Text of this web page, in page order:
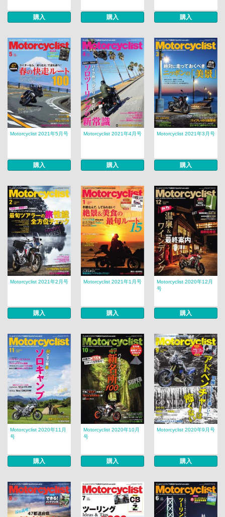
購入 購入 購入
Motorcyclist 2021年5月号
購入
Motorcyclist 2021年4月号
購入
Motorcyclist 2021年3月号
購入
Motorcyclist 2021年2月号
購入
Motorcyclist 2021年1月号
購入
Motorcyclist 2020年12月
号
購入
Motorcyclist 2020年11月
号
購入
Motorcyclist 2020年10月
号
購入
Motorcyclist 2020年9月号
購入